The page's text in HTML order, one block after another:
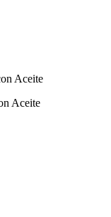
Aceite
Aceite